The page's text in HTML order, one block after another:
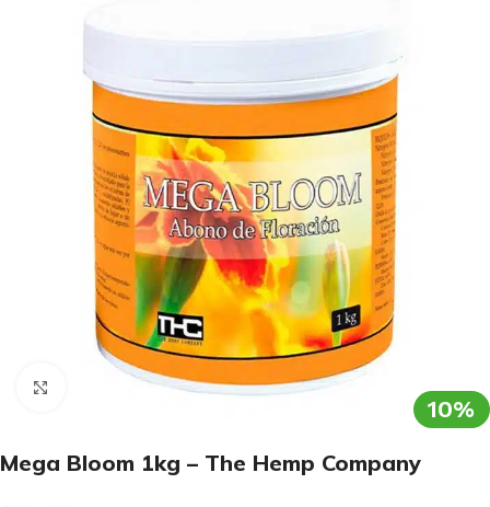
10%
Clic para ampliar
Mega Bloom 1kg – The Hemp Company